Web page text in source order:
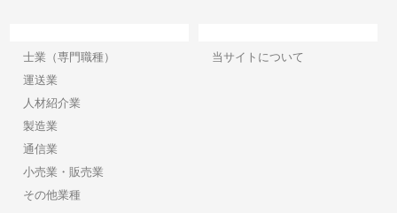
士業（専門職種）
運送業
人材紹介業
製造業
通信業
小売業・販売業
その他業種
当サイトについて